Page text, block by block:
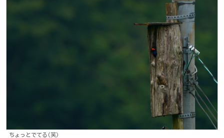
ちょっとでてる(笑)